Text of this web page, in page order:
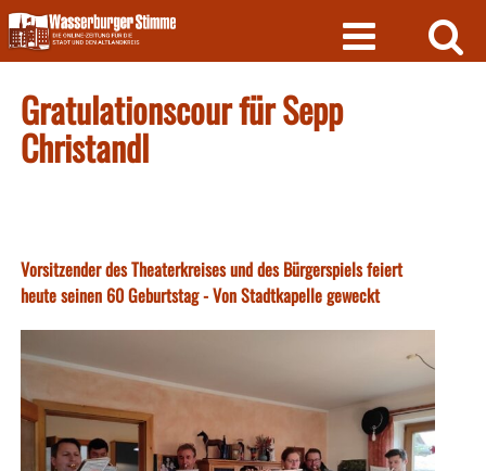
Skip
to
content
Gratulationscour für Sepp
Christandl
Vorsitzender des Theaterkreises und des Bürgerspiels feiert
heute seinen 60 Geburtstag - Von Stadtkapelle geweckt